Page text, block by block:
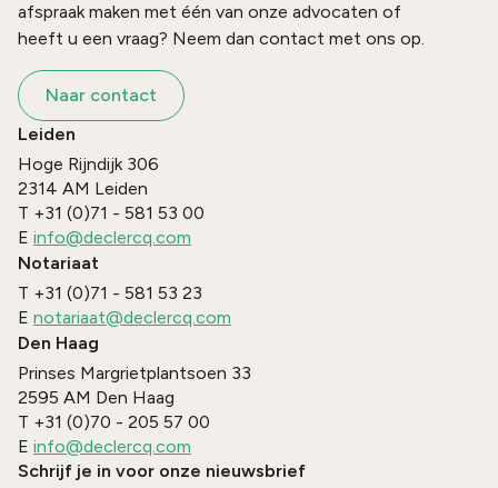
afspraak maken met één van onze advocaten of
heeft u een vraag? Neem dan contact met ons op.
Naar contact
Leiden
Hoge Rijndijk 306
2314 AM Leiden
T +31 (0)71 - 581 53 00
E info@declercq.com
Notariaat
T +31 (0)71 - 581 53 23
E notariaat@declercq.com
Den Haag
Prinses Margrietplantsoen 33
2595 AM Den Haag
T +31 (0)70 - 205 57 00
E info@declercq.com
Schrijf je in voor onze nieuwsbrief